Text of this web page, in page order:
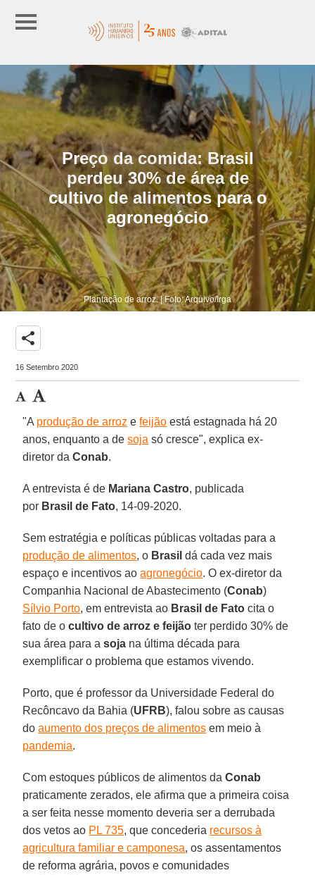
Preço da comida: Brasil
perdeu 30% de área de
cultivo de alimentos para o
agronegócio
Plantação de arroz. | Foto: Arquivo/Irga
share
16 Setembro 2020
"A produção de arroz efeijão está estagnada há 20
anos, enquanto a desoja só cresce", explica ex-
diretor daConab.
A entrevista é de Mariana Castro, publicada
por Brasil de Fato, 14-09-2020.
Sem estratégia e políticas públicas voltadas para a
produção de alimentos, o Brasil dá cada vez mais
espaço e incentivos aoagronegócio. O ex-diretor da
Companhia Nacional de Abastecimento (Conab)
Sílvio Porto, em entrevista ao Brasil de Fato cita o
fato de ocultivo de arroz e feijão ter perdido 30% de
sua área para asoja na última década para
exemplificar o problema que estamos vivendo.
Porto, que é professor da Universidade Federal do
Recôncavo da Bahia (UFRB), falou sobre as causas
doaumento dos preços de alimentos em meio à
pandemia.
Com estoques públicos de alimentos daConab
praticamente zerados, ele afirma que a primeira coisa
a ser feita nesse momento deveria ser a derrubada
dos vetos ao PL 735, que concederia recursos à
agricultura familiar e camponesa, os assentamentos
de reforma agrária, povos e comunidades